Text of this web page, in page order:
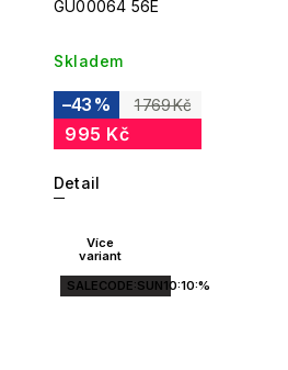
GU00064 56E
Skladem
1 769 Kč
–43 %
995 Kč
Detail
Více
variant
SALECODE:SUN10:10:%